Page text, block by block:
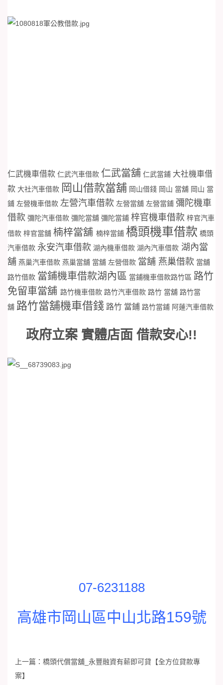
仁武機車借款 仁武汽車借款 仁武當舖 仁武當鋪 大社機車借
款 大社汽車借款 岡山借款當舖 岡山借錢 岡山 當舖 岡山 當
鋪 左營機車借款 左營汽車借款 左營當舖 左營當鋪 彌陀機車
借款 彌陀汽車借款 彌陀當舖 彌陀當鋪 梓官機車借款 梓官汽車
借款 梓官當舖 楠梓當舖 楠梓當鋪 橋頭機車借款 橋頭
汽車借款 永安汽車借款 湖內機車借款 湖內汽車借款 湖內當
舖 燕巢汽車借款 燕巢當舖 當舖 左營借款 當舖 燕巢借款 當舖
路竹借款 當鋪機車借款湖內區 當鋪機車借款路竹區 路竹
免留車當舖 路竹機車借款 路竹汽車借款 路竹 當舖 路竹當
舖 路竹當舖機車借錢 路竹 當鋪 路竹當鋪 阿蓮汽車借款
政府立案 實體店面 借款安心!!
07-6231188
高雄市岡山區中山北路159號
上一篇： 橋頭代償當舖_永豐融資有薪即可貸【全方位貸款專
案】